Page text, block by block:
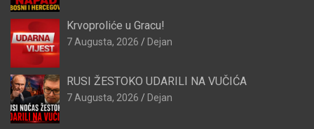
Krvoproliće u Gracu!
7 Augusta, 2026 Dejan
RUSI ŽESTOKO UDARILI NA VUČIĆA
7 Augusta, 2026 Dejan